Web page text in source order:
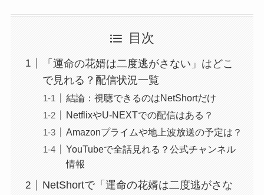
目次
「運命の花婿は二度逃がさない」はどこ
で見れる？配信状況一覧
結論：視聴できるのはNetShortだけ
NetflixやU-NEXTでの配信はある？
Amazonプライムや地上波放送の予定は？
YouTubeで全話見れる？公式チャンネル
情報
NetShortで「運命の花婿は二度逃がさな